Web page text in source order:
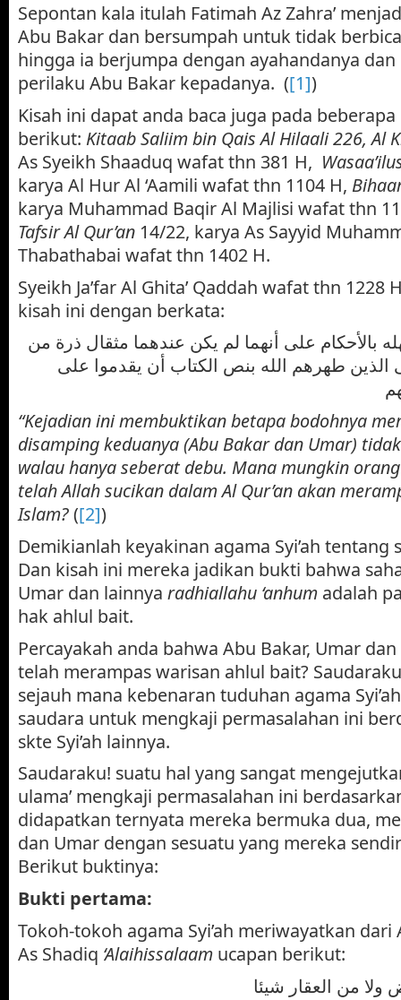
Sepontan kala itulah Fatimah Az Zahra’
Abu Bakar dan bersumpah untuk tidak
hingga ia berjumpa dengan ayahandanya
perilaku Abu Bakar kepadanya. ([1])
Kisah ini dapat anda baca juga pada beberapa
berikut: Kitaab Saliim bin Qais Al Hilaali 226, Al
As Syeikh Shaaduq wafat thn 381 H,
karya Al Hur Al ‘Aamili wafat thn 1104 H,
karya Muhammad Baqir Al Majlisi wafat thn
Tafsir Al Qur’an 14/22, karya As Sayyid
Thabathabai wafat thn 1402 H.
Syeikh Ja’far Al Ghita’ Qaddah wafat thn 1228
kisah ini dengan berkata:
بالأحكام على أنهما لم يكن عندهما مثقال ذرة من
الذين طهرهم الله بنص الكتاب أن يقدموا على
“Kejadian ini membuktikan betapa bodohnya
disamping keduanya (Abu Bakar dan Umar)
walau hanya seberat debu. Mana mungkin
telah Allah sucikan dalam Al Qur’an akan
Islam?([2])
Demikianlah keyakinan agama Syi’ah tentang
Dan kisah ini mereka jadikan bukti bahwa
Umar dan lainnya radhiallahu ‘anhum adalah
hak ahlul bait.
Percayakah anda bahwa Abu Bakar, Umar
telah merampas warisan ahlul bait?
sejauh mana kebenaran tuduhan agama
saudara untuk mengkaji permasalahan ini
skte Syi’ah lainnya.
Saudaraku! suatu hal yang sangat
ulama’ mengkaji permasalahan ini
didapatkan ternyata mereka bermuka dua,
dan Umar dengan sesuatu yang mereka
Berikut buktinya:
Bukti pertama:
Tokoh-tokoh agama Syi’ah meriwayatkan dari
As Shadiq ‘Alaihissalaam ucapan berikut:
ولا من العقار شيئا